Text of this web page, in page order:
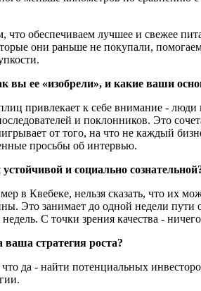
обеспечиваем лучшее и свежее
они раньше не покупали,
вы ее «изобрели», и какие ваши
привлекает к себе внимание -
и поклонников. Это
от того, на что не каждый
просьбы об интервью.
и социально
в Квебеке, нельзя сказать, что их
Это занимает до одной недели
С точки зрения качества -
стратегия роста?
да - найти потенциальных